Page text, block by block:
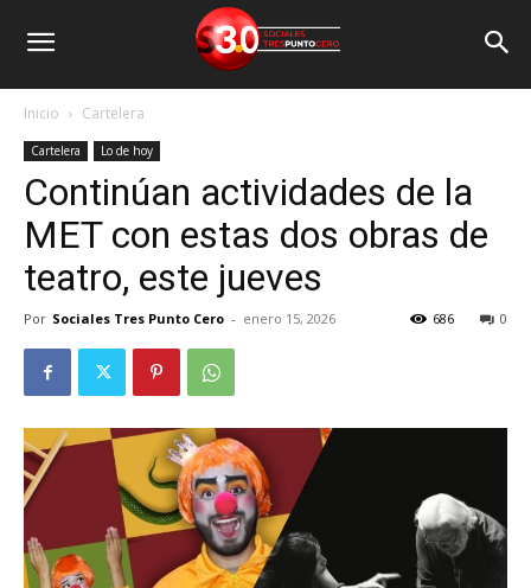
Inicio Cartelera
Cartelera Lo de hoy
Continúan actividades de la
MET con estas dos obras de
teatro, este jueves
Por Sociales Tres Punto Cero - enero 15, 2026 0
686